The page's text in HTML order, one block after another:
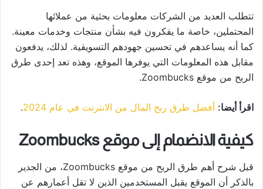
تتطلب العديد من الشركات معلومات بحثية من عملائها
المحتملين، خاصة ما يفكرون فيه بشأن منتجات وخدمات معينة.
كما أنه يساعدهم في تحسين جهودهم التسويقية. لذلك، يدفعون
مقابل هذه المعلومات التي يوفرها الموقع، وهذه تعد إحدى طرق
الربح من موقع Zoombucks.
اقرأ أيضا: أفضل طرق ربح المال من الانترنت في عام 2024 .
كيفية الانضمام إلى موقع Zoombucks
قبل شرح أهم طرق الربح من موقع Zoombucks، من الجدير
بالذكر أن الموقع يقبل المستخدمين الذين لا تقل أعمارهم عن